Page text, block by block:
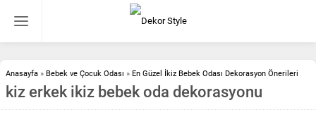
Anasayfa » Bebek ve Çocuk Odası » En Güzel İkiz Bebek Odası Dekorasyon Önerileri
kiz erkek ikiz bebek oda dekorasyonu